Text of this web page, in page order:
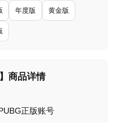
年度版 黄金版
商品详情
正版账号